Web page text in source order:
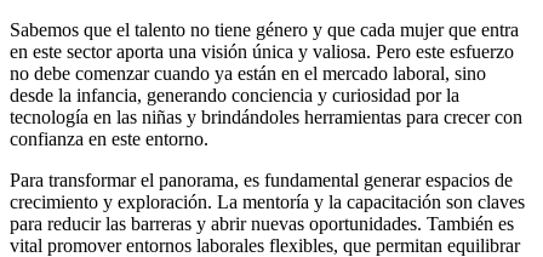
Sabemos que el talento no tiene género y que cada mujer que entra
en este sector aporta una visión única y valiosa. Pero este esfuerzo
no debe comenzar cuando ya están en el mercado laboral, sino
desde la infancia, generando conciencia y curiosidad por la
tecnología en las niñas y brindándoles herramientas para crecer con
confianza en este entorno.
Para transformar el panorama, es fundamental generar espacios de
crecimiento y exploración. La mentoría y la capacitación son claves
para reducir las barreras y abrir nuevas oportunidades. También es
vital promover entornos laborales flexibles, que permitan equilibrar